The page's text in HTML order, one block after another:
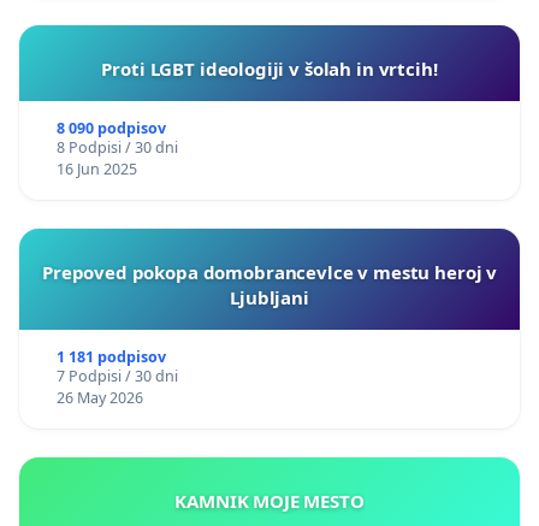
Proti LGBT ideologiji v šolah in vrtcih!
8 090 podpisov
8 Podpisi / 30 dni
16 Jun 2025
Prepoved pokopa domobrancevlce v mestu heroj v
Ljubljani
1 181 podpisov
7 Podpisi / 30 dni
26 May 2026
KAMNIK MOJE MESTO